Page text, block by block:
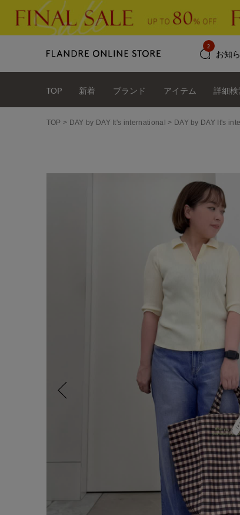
お知
2
TOP 新着 ブランド アイテム 詳細検
TOP DAY by DAY It's international DAY by DAY It's